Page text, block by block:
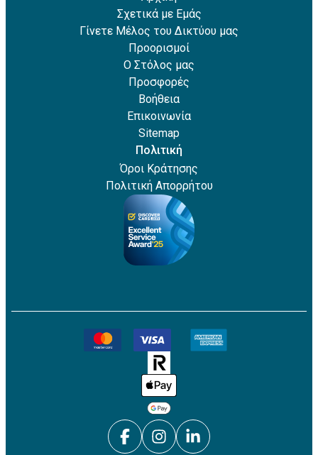
Σχετικά με Εμάς
Γίνετε Μέλος του Δικτύου μας
Προορισμοί
Ο Στόλος μας
Προσφορές
Βοήθεια
Επικοινωνία
Sitemap
Πολιτική
Όροι Κράτησης
Πολιτική Απορρήτου